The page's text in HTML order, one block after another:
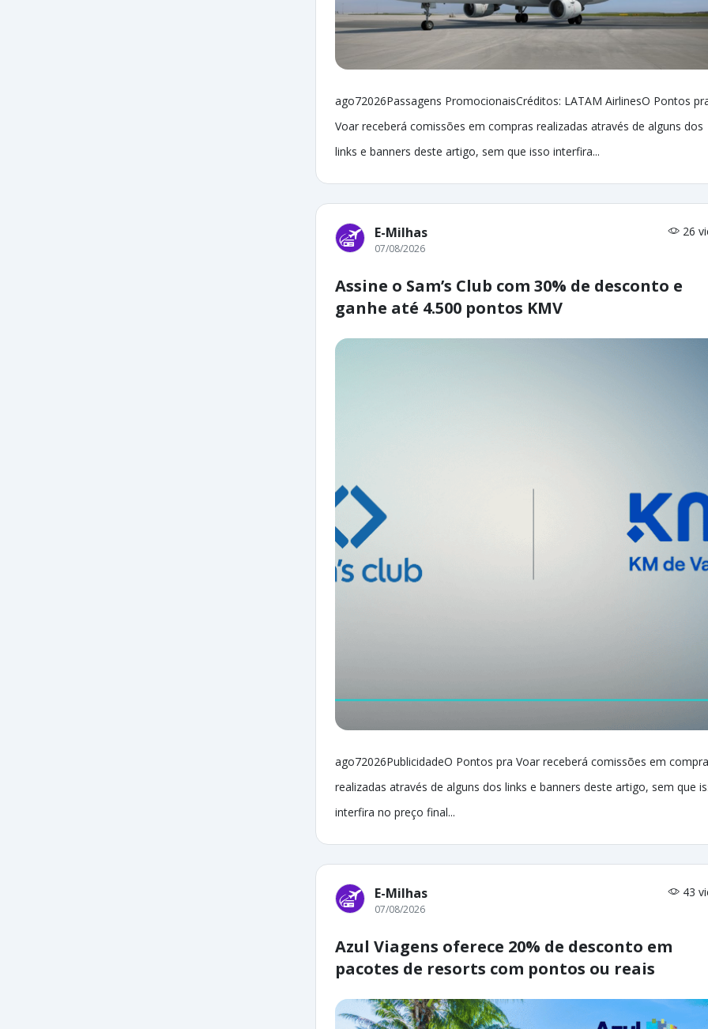
ago72026Passagens PromocionaisCréditos: LATAM AirlinesO Pontos
Voar receberá comissões em compras realizadas através de alguns dos
links e banners deste artigo, sem que isso interfira...
E-Milhas 26
07/08/2026
Assine o Sam’s Club com 30% de desconto e
ganhe até 4.500 pontos KMV
ago72026PublicidadeO Pontos pra Voar receberá comissões em
realizadas através de alguns dos links e banners deste artigo, sem que
interfira no preço final...
E-Milhas 43
07/08/2026
Azul Viagens oferece 20% de desconto em
pacotes de resorts com pontos ou reais